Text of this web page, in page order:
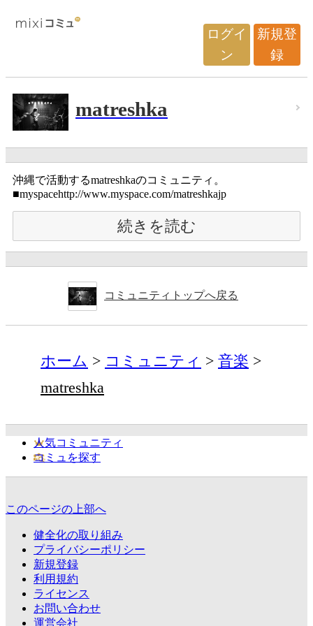
ログイ
ン
新規登
録
matreshka
沖縄で活動するmatreshkaのコミュニティ。
■myspacehttp://www.myspace.com/matreshkajp
続きを読む
コミュニティトップへ戻る
ホーム コミュニティ
音楽
matreshka
人気コミュニティ
コミュを探す
このページの上部へ
健全化の取り組み
プライバシーポリシー
新規登録
利用規約
ライセンス
お問い合わせ
運営会社